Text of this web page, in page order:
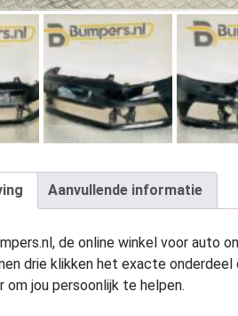
Aanvullende informatie
de online winkel voor auto
drie klikken het exacte
om jou persoonlijk te helpen.